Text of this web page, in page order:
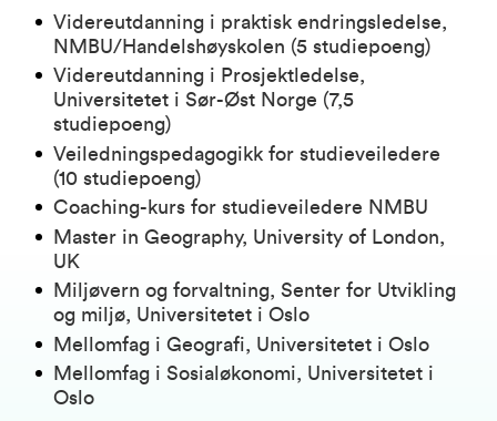
Videreutdanning i praktisk endringsledelse,
NMBU/Handelshøyskolen (5 studiepoeng)
Videreutdanning i Prosjektledelse,
Universitetet i Sør-Øst Norge (7,5
studiepoeng)
Veiledningspedagogikk for studieveiledere
(10 studiepoeng)
Coaching-kurs for studieveiledere NMBU
Master in Geography, University of London,
UK
Miljøvern og forvaltning, Senter for Utvikling
og miljø, Universitetet i Oslo
Mellomfag i Geografi, Universitetet i Oslo
Mellomfag i Sosialøkonomi, Universitetet i
Oslo